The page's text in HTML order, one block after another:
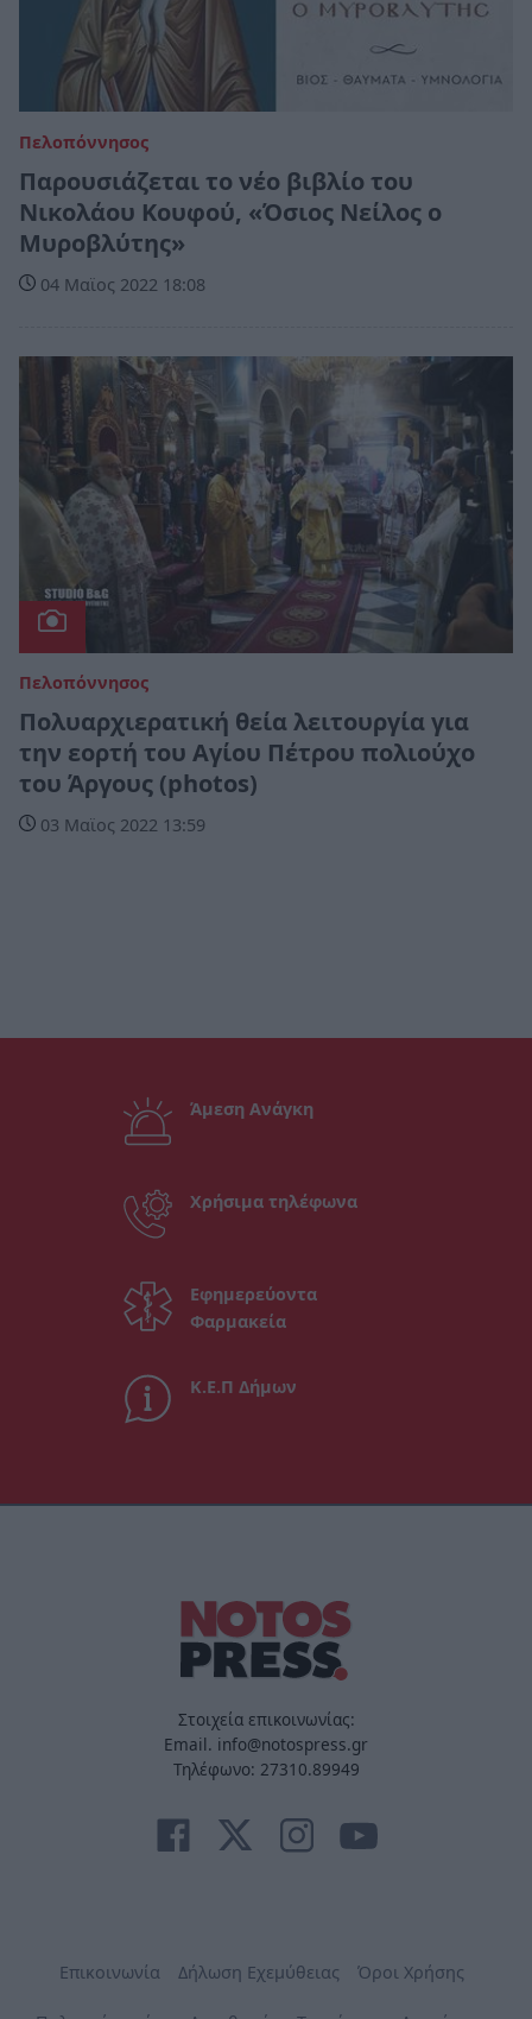
Πελοπόννησος
Παρουσιάζεται το νέο βιβλίο του
Νικολάου Κουφού, «Όσιος Νείλος ο
Μυροβλύτης»
04 Μαϊος 2022 18:08
Πελοπόννησος
Πολυαρχιερατική θεία λειτουργία για
την εορτή του Αγίου Πέτρου πολιούχο
του Άργους (photos)
03 Μαϊος 2022 13:59
Άμεση Ανάγκη
Χρήσιμα τηλέφωνα
Εφημερεύοντα
Φαρμακεία
Κ.Ε.Π Δήμων
Στοιχεία επικοινωνίας:
Email. info@notospress.gr
Τηλέφωνο: 27310.89949
Επικοινωνία Δήλωση Εχεμύθειας Όροι Χρήσης